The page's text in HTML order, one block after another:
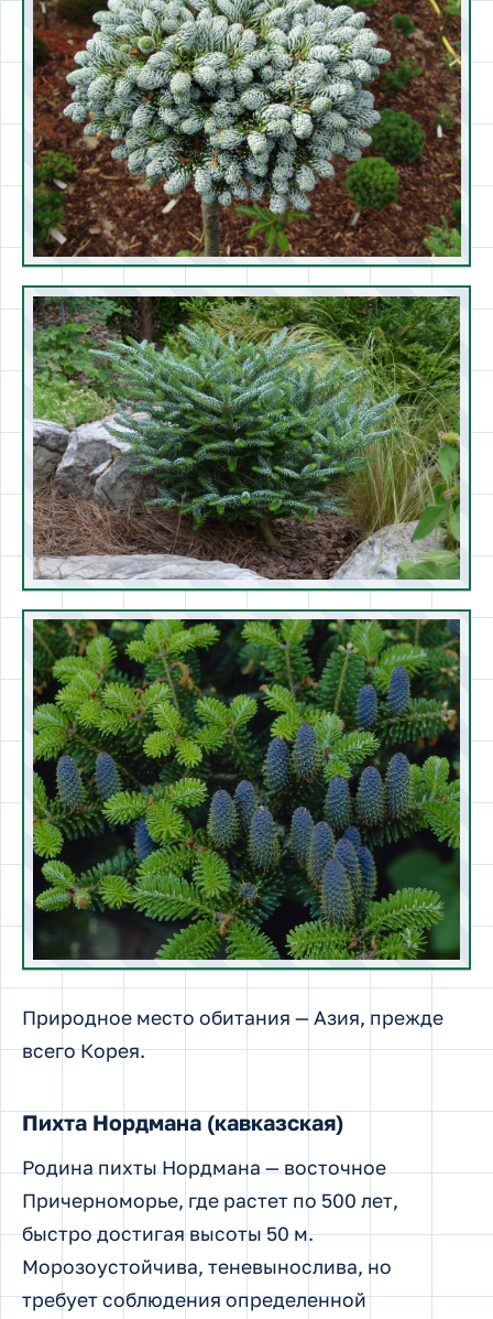
Природное место обитания — Азия, прежде
всего Корея.
Пихта Нордмана (кавказская)
Родина пихты Нордмана — восточное
Причерноморье, где растет по 500 лет,
быстро достигая высоты 50 м.
Морозоустойчива, теневынослива, но
требует соблюдения определенной